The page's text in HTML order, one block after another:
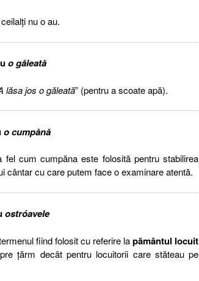
nu o au.
o găleată
lăsa jos o găleată” (pentru a scoate apă).
o cumpănă
fel cum cumpăna este folosită pentru stabilirea
cântar cu care putem face o examinare atentă.
ostróavele
fiind folosit cu referire lapământul locuit
țărm decât pentru locuitorii care stăteau pe